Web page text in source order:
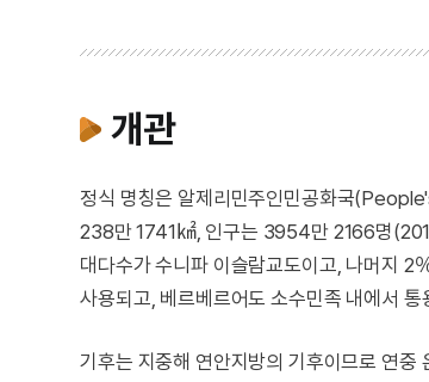
개관
정식 명칭은 알제리민주인민공화국
238만 1741㎢, 인구는 3954만 2166명
대다수가 수니파 이슬람교도이고, 나머지 2
사용되고, 베르베르어도 소수민족 내에서 통
기후는 지중해 연안지방의 기후이므로 연중